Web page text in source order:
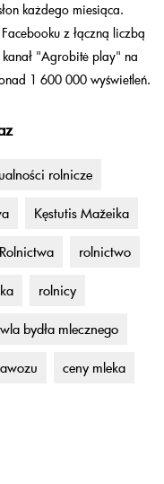
każdego miesiąca.
z łączną liczbą
"Agrobitė play" na
1 600 000 wyświetleń.
rolnicze
Kęstutis Mažeika
rolnictwo
rolnicy
bydła mlecznego
ceny mleka